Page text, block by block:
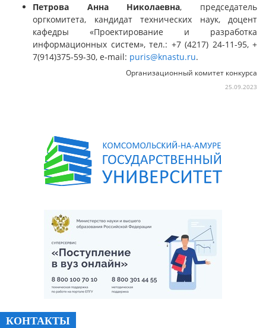
Петрова Анна Николаевна, председатель
оргкомитета, кандидат технических наук, доцент
кафедры «Проектирование и разработка
информационных систем», тел.: +7 (4217) 24-11-95, +
7(914)375-59-30, e‑mail: puris@knastu.ru.
Организационный комитет конкурса
25.09.2023
КОНТАКТЫ